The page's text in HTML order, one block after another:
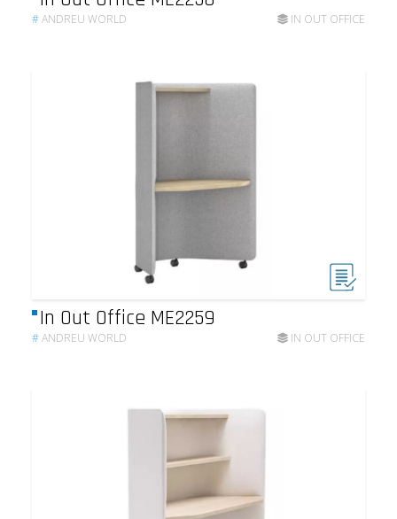
#ANDREU WORLD IN OUT OFFICE
In Out Office ME2259
#ANDREU WORLD IN OUT OFFICE